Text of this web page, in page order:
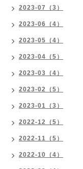
2023-07（3）
2023-06（4）
2023-05（4）
2023-04（5）
2023-03（4）
2023-02（5）
2023-01（3）
2022-12（5）
2022-11（5）
2022-10（4）